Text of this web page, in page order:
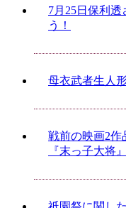
7月25日保利透
う！
母衣武者生人
戦前の映画2作
『末っ子大将』